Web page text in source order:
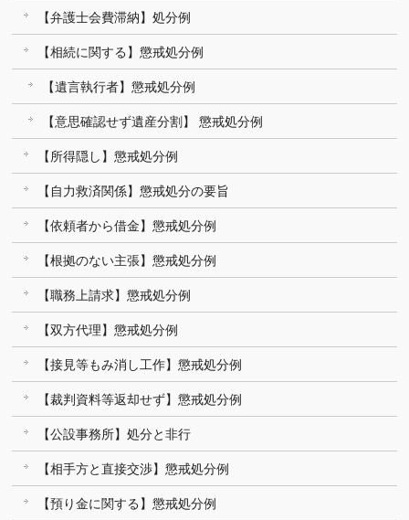
【弁護士会費滞納】処分例
【相続に関する】懲戒処分例
【遺言執行者】懲戒処分例
【意思確認せず遺産分割】 懲戒処分例
【所得隠し】懲戒処分例
【自力救済関係】懲戒処分の要旨
【依頼者から借金】懲戒処分例
【根拠のない主張】懲戒処分例
【職務上請求】懲戒処分例
【双方代理】懲戒処分例
【接見等もみ消し工作】懲戒処分例
【裁判資料等返却せず】懲戒処分例
【公設事務所】処分と非行
【相手方と直接交渉】懲戒処分例
【預り金に関する】懲戒処分例